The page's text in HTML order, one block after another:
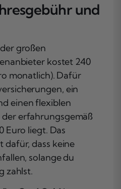
und
großen
kostet 240
monatlich). Dafür
ein
einen flexiblen
erfahrungsgemäß
Euro liegt. Das
dass keine
solange du
zahlst.